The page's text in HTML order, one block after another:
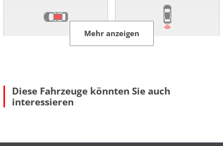
Mehr anzeigen
Diese Fahrzeuge könnten Sie auch
interessieren